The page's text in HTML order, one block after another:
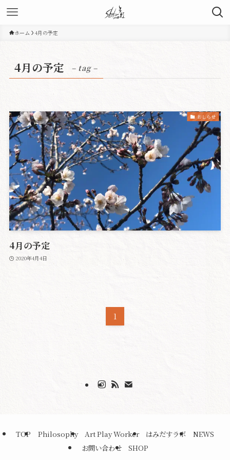
ホーム 4月の予定
4月の予定 – tag –
おしらせ
4月の予定
2020年4月4日
1
TOP Philosophy Art Play Worker はみだすラボ
NEWS
お問い合わせ
SHOP